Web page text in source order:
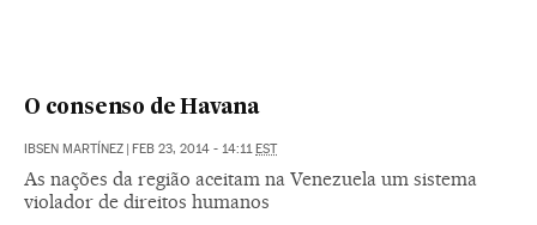
O consenso de Havana
IBSEN MARTÍNEZ | FEB 23, 2014 - 14:11EST
As nações da região aceitam na Venezuela um sistema
violador de direitos humanos